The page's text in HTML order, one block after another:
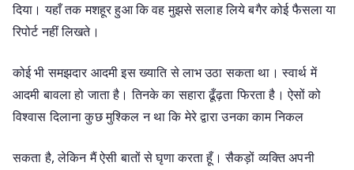
दिया। यहाँ तक मशहूर हुआ कि वह मुझसे सलाह लिये बगैर कोई फैसला या
रिपोर्ट नहीं लिखते।
कोई भी समझदार आदमी इस ख्याति से लाभ उठा सकता था। स्वार्थ में
आदमी बावला हो जाता है। तिनके का सहारा ढूँढ़ता फिरता है। ऐसों को
विश्वास दिलाना कुछ मुश्किल न था कि मेरे द्वारा उनका काम निकल
सकता है, लेकिन मैं ऐसी बातों से घृणा करता हूँ। सैकड़ों व्यक्ति अपनी